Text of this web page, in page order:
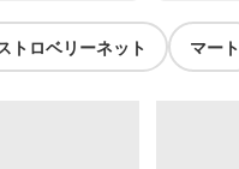
トロベリーネット マート